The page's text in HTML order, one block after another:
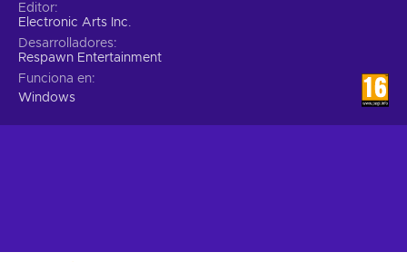
Editor
Electronic Arts Inc.
Desarrolladores
Respawn Entertainment
Funciona en
Windows